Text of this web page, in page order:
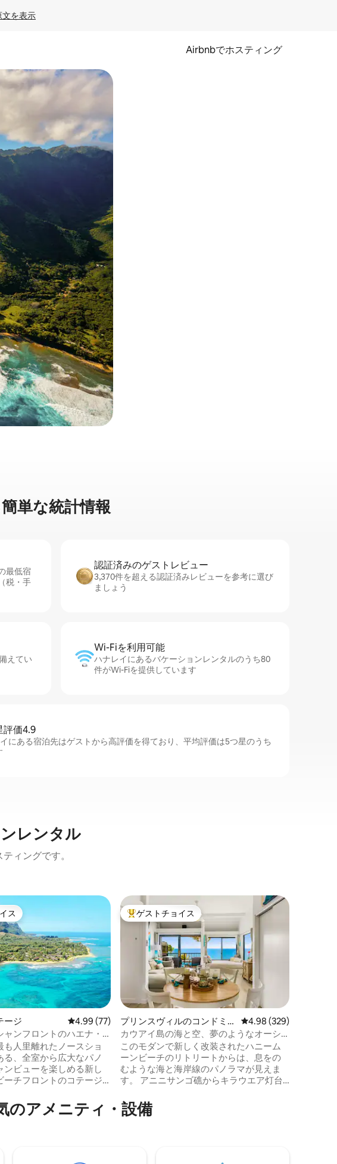
文を表示
Airbnbでホスティング
を確認することができます。
単⁠な統⁠計⁠情⁠報
最低宿
税・手
認証済みのゲ⁠ス⁠ト⁠レ⁠ビ⁠ュ⁠ー
3,370件を超える認証済みレビューを参考に選び
ましょう
えてい
Wi-Fiを利⁠用⁠可⁠能
ハナレイにあるバケーションレンタルのうち80
件がWi-Fiを提供しています
評価4.9
にある宿泊先はゲストから高評価を得ており、平均評価は5つ星のうち
レンタル
ィングです。
星の平均評価
チョイスです。
ス
ージ レビュー77件、5つ星中4.99つ星の平均評価
4.99 (77)
ンフロントのハエナ・
チまで徒歩圏内
も人里離れたノースショ
る、全室から広大なパノ
ンビューを楽しめる新し
ーチフロントのコテージ
楽しみたいなら、ここが
ージは、専用ビーチまで5
スショアを体験するの
大好評のゲストチョイスです。
ゲストチョイス
プリンスヴィルのコンドミニ
アム
レビュー329件、5つ星
4.98 (329)
カウアイ島の海と空、夢のようなオーシ
ャンフロントのペントハウス
このモダンで新しく改装されたハニーム
ーンビーチのリトリートからは、息をの
むような海と海岸線のパノラマが見えま
す。 アニニサンゴ礁からキラウエア灯台
ッドでくつろぎましょう。 この魔法の場
所から、海にクジラが飛び出し、波がサ
ットで、すべての部屋から眺めが楽し
のアメニティ・設備